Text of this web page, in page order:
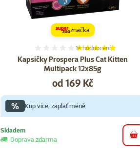
Kapsičky Prospera Plus Cat Kitten
Multipack 12x85g
Hodnocení 100%,
1×hodnocení
Cena
od 169 Kč
značka
% Kup více, zaplať méně
Skladem
Doprava zdarma